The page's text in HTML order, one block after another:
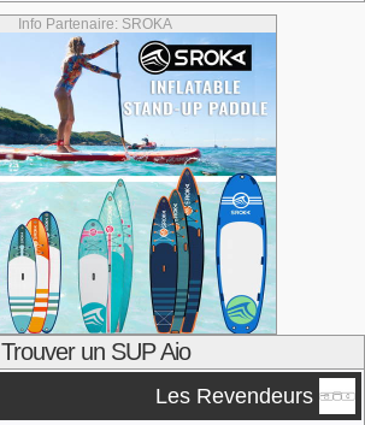
Info Partenaire: SROKA
Trouver un SUP Aio
Les Revendeurs